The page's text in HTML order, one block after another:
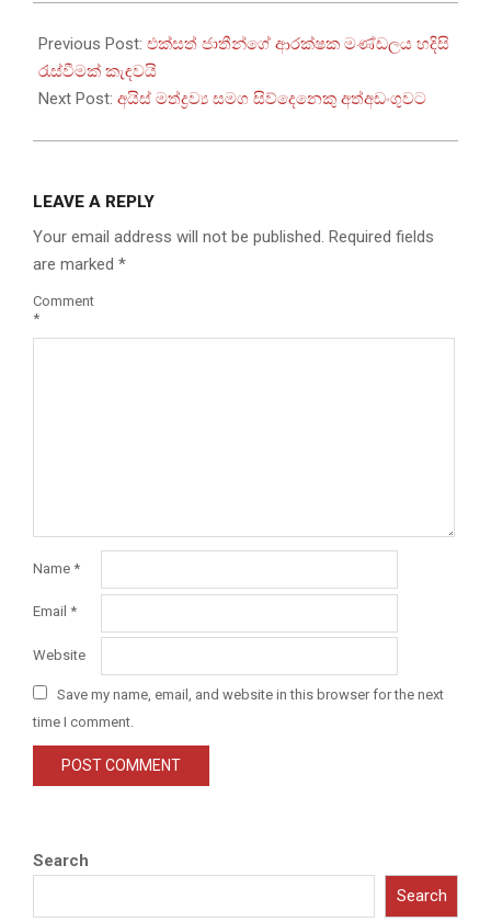
01-
04
Previous Post: එක්සත් ජාතීන්ගේ ආරක්ෂක මණ්ඩලය හදිසි
රැස්වීමක් කැඳවයි
Next Post: අයිස් මත්ද්‍රව්‍ය සමග සිව්දෙනෙකු අත්අඩංගුවට
LEAVE A REPLY
Your email address will not be published. Required fields
are marked *
Comment
*
Name *
Email *
Website
Save my name, email, and website in this browser for the next
time I comment.
Search
Search